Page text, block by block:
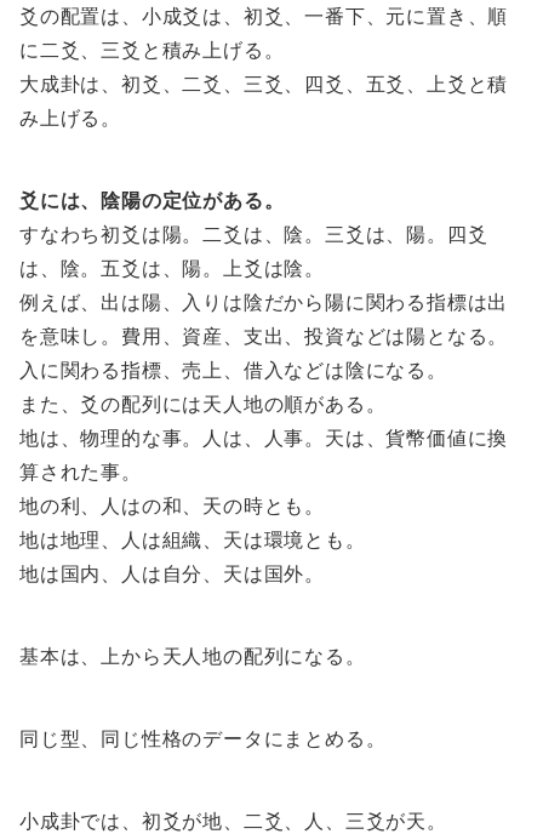
爻の配置は、小成爻は、初爻、一番下、元に置き、順
に二爻、三爻と積み上げる。
大成卦は、初爻、二爻、三爻、四爻、五爻、上爻と積
み上げる。
爻には、陰陽の定位がある。
すなわち初爻は陽。二爻は、陰。三爻は、陽。四爻
は、陰。五爻は、陽。上爻は陰。
例えば、出は陽、入りは陰だから陽に関わる指標は出
を意味し。費用、資産、支出、投資などは陽となる。
入に関わる指標、売上、借入などは陰になる。
また、爻の配列には天人地の順がある。
地は、物理的な事。人は、人事。天は、貨幣価値に換
算された事。
地の利、人はの和、天の時とも。
地は地理、人は組織、天は環境とも。
地は国内、人は自分、天は国外。
基本は、上から天人地の配列になる。
同じ型、同じ性格のデータにまとめる。
小成卦では、初爻が地、二爻、人、三爻が天。